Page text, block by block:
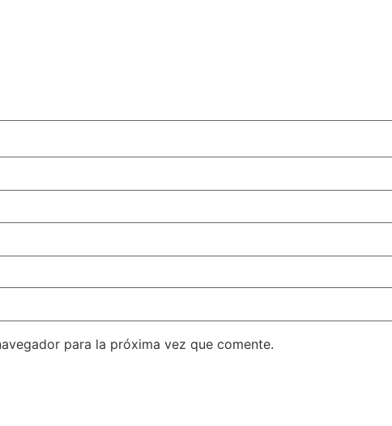
para la próxima vez que comente.